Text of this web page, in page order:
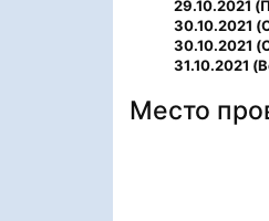
29.10.2021
30.10.2021
30.10.2021
31.10.2021
Место